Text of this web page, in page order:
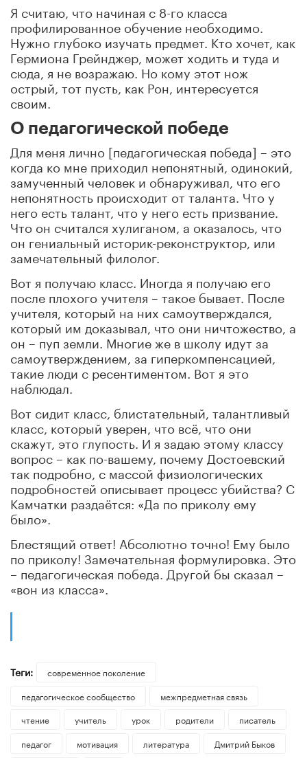
Я считаю, что начиная с 8-го класса
профилированное обучение необходимо.
Нужно глубоко изучать предмет. Кто хочет, как
Гермиона Грейнджер, может ходить и туда и
сюда, я не возражаю. Но кому этот нож
острый, тот пусть, как Рон, интересуется
своим.
О педагогической победе
Для меня лично [педагогическая победа] – это
когда ко мне приходил непонятный, одинокий,
замученный человек и обнаруживал, что его
непонятность происходит от таланта. Что у
него есть талант, что у него есть призвание.
Что он считался хулиганом, а оказалось, что
он гениальный историк-реконструктор, или
замечательный филолог.
Вот я получаю класс. Иногда я получаю его
после плохого учителя – такое бывает. После
учителя, который на них самоутверждался,
который им доказывал, что они ничтожество, а
он – пуп земли. Многие же в школу идут за
самоутверждением, за гиперкомпенсацией,
такие люди с ресентиментом. Вот я это
наблюдал.
Вот сидит класс, блистательный, талантливый
класс, который уверен, что всё, что они
скажут, это глупость. И я задаю этому классу
вопрос – как по-вашему, почему Достоевский
так подробно, с массой физиологических
подробностей описывает процесс убийства? С
Камчатки раздаётся: «Да по приколу ему
было».
Блестящий ответ! Абсолютно точно! Ему было
по приколу! Замечательная формулировка. Это
– педагогическая победа. Другой бы сказал –
«вон из класса».
Теги:
современное поколение
педагогическое сообщество
межпредметная связь
чтение
учитель урок родители
писатель
педагог
мотивация литература Дмитрий Быков